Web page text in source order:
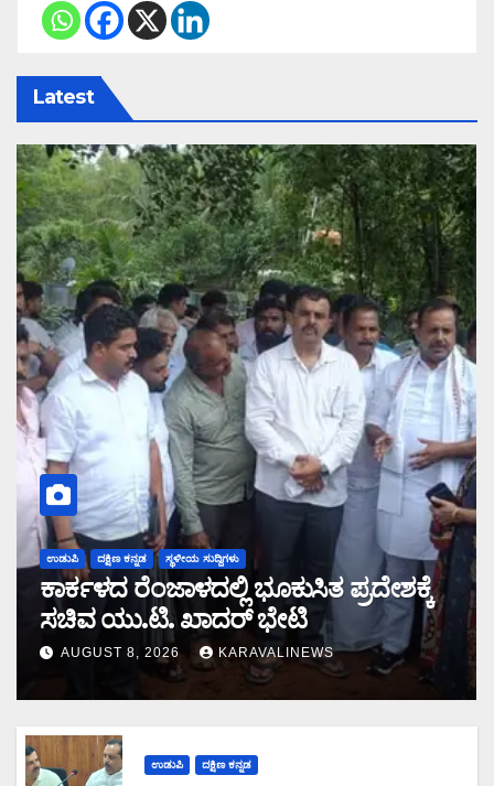
Latest
ಉಡುಪಿ ದಕ್ಷಿಣ ಕನ್ನಡ ಸ್ಥಳೀಯ ಸುದ್ದಿಗಳು
ಕಾರ್ಕಳದ ರೆಂಜಾಳದಲ್ಲಿ ಭೂಕುಸಿತ ಪ್ರದೇಶಕ್ಕೆ
ಸಚಿವ ಯು.ಟಿ. ಖಾದರ್ ಭೇಟಿ
AUGUST 8, 2026 KARAVALINEWS
ಉಡುಪಿ ದಕ್ಷಿಣ ಕನ್ನಡ